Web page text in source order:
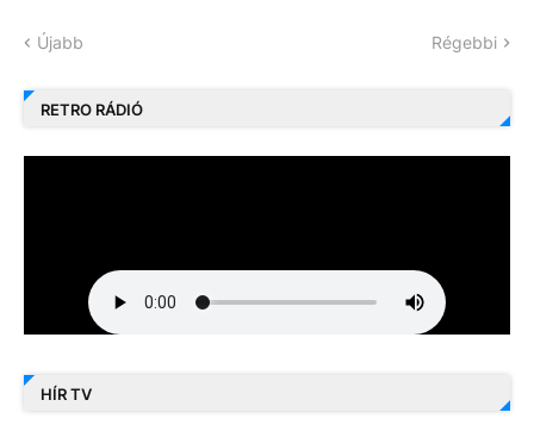
Újabb Régebbi
RETRO RÁDIÓ
HÍR TV